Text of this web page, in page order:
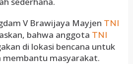
V Brawijaya Mayjen TNI
bahwa anggota TNI
di lokasi bencana untuk
membantu masyarakat.